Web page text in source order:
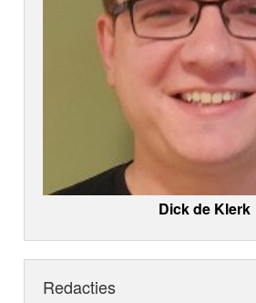
Dick de Klerk
Redacties